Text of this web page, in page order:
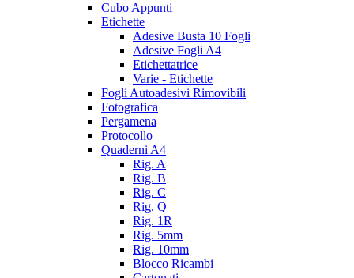
Cubo Appunti
Etichette
Adesive Busta 10 Fogli
Adesive Fogli A4
Etichettatrice
Varie - Etichette
Fogli Autoadesivi Rimovibili
Fotografica
Pergamena
Protocollo
Quaderni A4
Rig. A
Rig. B
Rig. C
Rig. Q
Rig. 1R
Rig. 5mm
Rig. 10mm
Blocco Ricambi